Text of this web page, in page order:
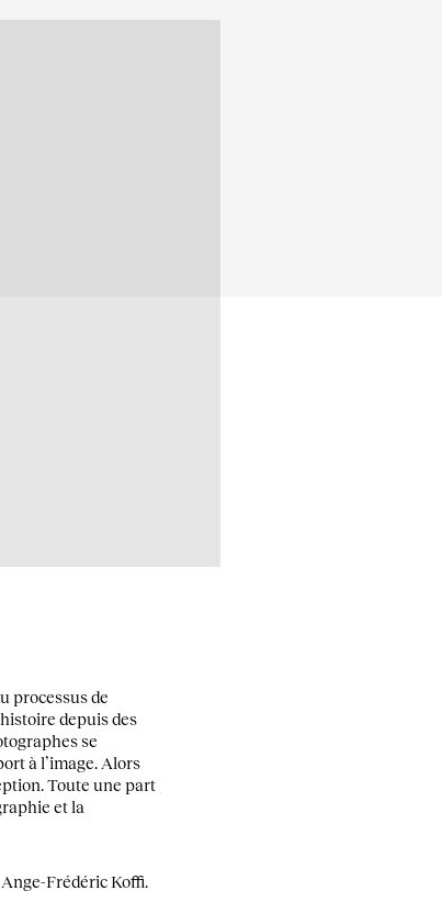
processus de
depuis des
se
à l’image. Alors
Toute une part
et la
Frédéric Koffi.